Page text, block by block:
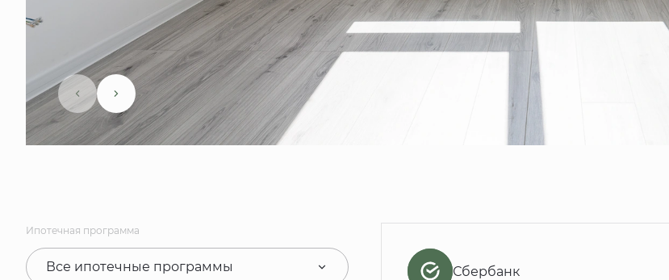
Ипотечная программа
Все ипотечные программы Сбербанк